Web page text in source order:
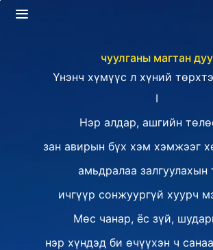
чуулганы магтан дуу
Үнэнч хүмүүс л хүний
Ⅰ
Нэр алдар, ашгийн
зан авирын бүх хэм хэмжээг
амьдралаа залгуулахын
ичгүүр сонжуургүй хуурч
Мөс чанар, ёс зүй,
нэр хүндэд би өчүүхэн ч